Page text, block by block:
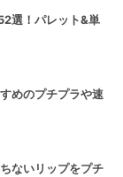
選！パレット&単
めのプチプラや速
ないリップをプチ